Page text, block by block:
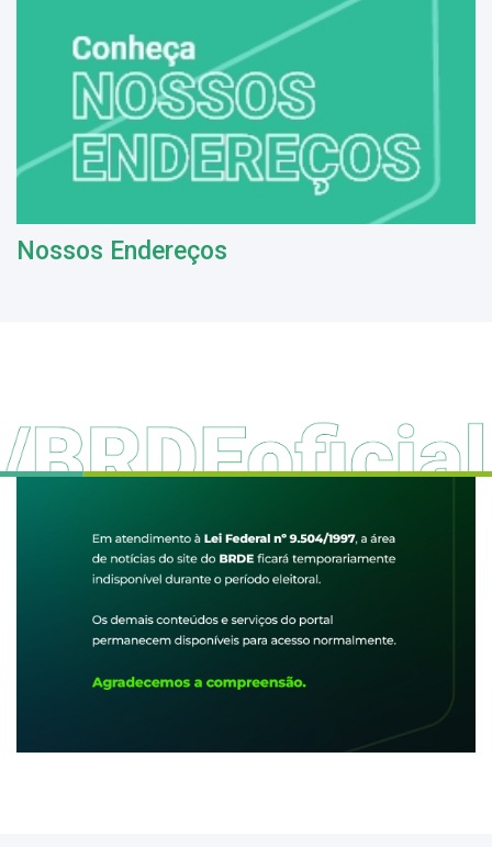
Nossos Endereços